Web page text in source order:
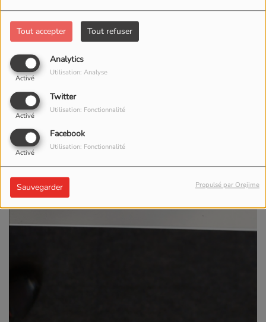
Tout accepter Tout refuser
Analytics
Activé
Utilisation: Analyse
Twitter
Activé
Utilisation: Fonctionnalité
Facebook
Activé
Utilisation: Fonctionnalité
Sauvegarder Propulsé par Orejime